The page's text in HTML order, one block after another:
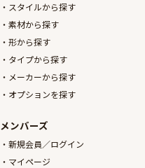
スタイルから探す
素材から探す
形から探す
タイプから探す
メーカーから探す
オプションを探す
メンバーズ
新規会員／ログイン
マイページ